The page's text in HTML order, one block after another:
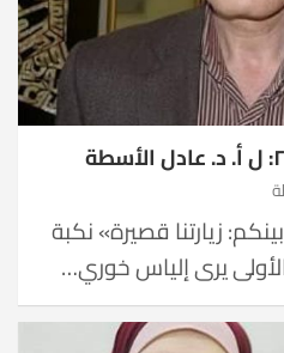
زيارتنا قصيرة» نكبة
يرى إلياس خوري…